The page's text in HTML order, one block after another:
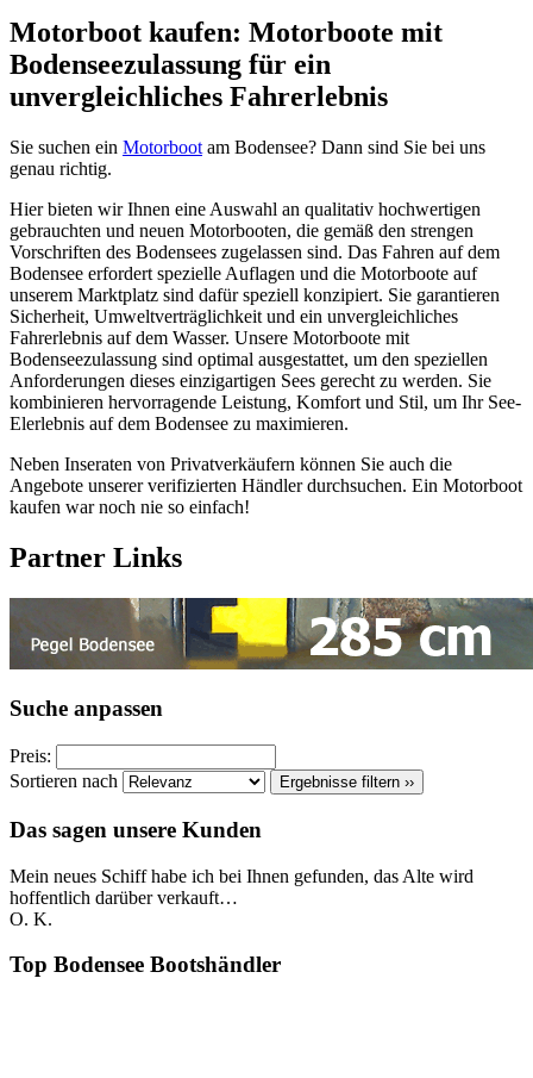
Motorboot kaufen: Motorboote mit
Bodenseezulassung für ein
unvergleichliches Fahrerlebnis
Sie suchen ein Motorboot am Bodensee? Dann sind Sie bei uns
genau richtig.
Hier bieten wir Ihnen eine Auswahl an qualitativ hochwertigen
gebrauchten und neuen Motorbooten, die gemäß den strengen
Vorschriften des Bodensees zugelassen sind. Das Fahren auf dem
Bodensee erfordert spezielle Auflagen und die Motorboote auf
unserem Marktplatz sind dafür speziell konzipiert. Sie garantieren
Sicherheit, Umweltverträglichkeit und ein unvergleichliches
Fahrerlebnis auf dem Wasser. Unsere Motorboote mit
Bodenseezulassung sind optimal ausgestattet, um den speziellen
Anforderungen dieses einzigartigen Sees gerecht zu werden. Sie
kombinieren hervorragende Leistung, Komfort und Stil, um Ihr See-
Elerlebnis auf dem Bodensee zu maximieren.
Neben Inseraten von Privatverkäufern können Sie auch die
Angebote unserer verifizierten Händler durchsuchen. Ein Motorboot
kaufen war noch nie so einfach!
Partner Links
Suche anpassen
Preis:
Sortieren nach
Ergebnisse filtern ››
Das sagen unsere Kunden
Mein neues Schiff habe ich bei Ihnen gefunden, das Alte wird
hoffentlich darüber verkauft…
O. K.
Top Bodensee Bootshändler